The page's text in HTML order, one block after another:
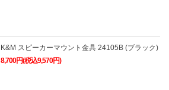
K&M スピーカーマウント金具 24105B (ブラック)
8,700円(税込9,570円)